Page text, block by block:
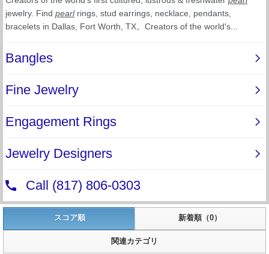
スコア順 新着順（0）
関連カテゴリ